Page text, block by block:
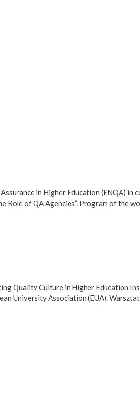
in Higher Education (ENQA)
of QA Agencies”. Program of the
Quality Culture in Higher Education
University Association (EUA).